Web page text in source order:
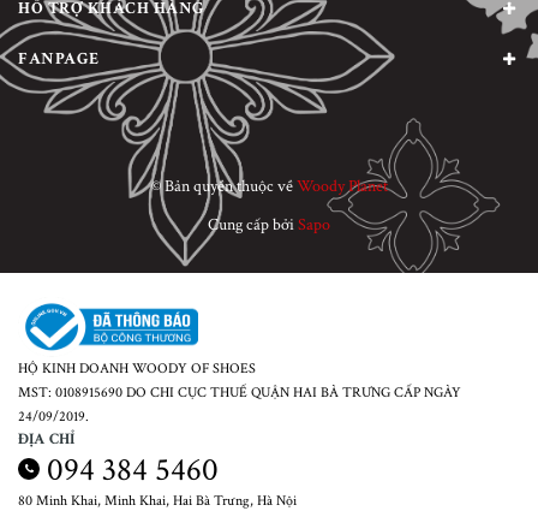
HỖ TRỢ KHÁCH HÀNG
FANPAGE
© Bản quyền thuộc vềWoody Planet
Cung cấp bởiSapo
HỘ KINH DOANH WOODY OF SHOES
MST: 0108915690 DO CHI CỤC THUẾ QUẬN HAI BÀ TRƯNG CẤP NGÀY
24/09/2019.
ĐỊA CHỈ
094 384 5460
80 Minh Khai, Minh Khai, Hai Bà Trưng, Hà Nội